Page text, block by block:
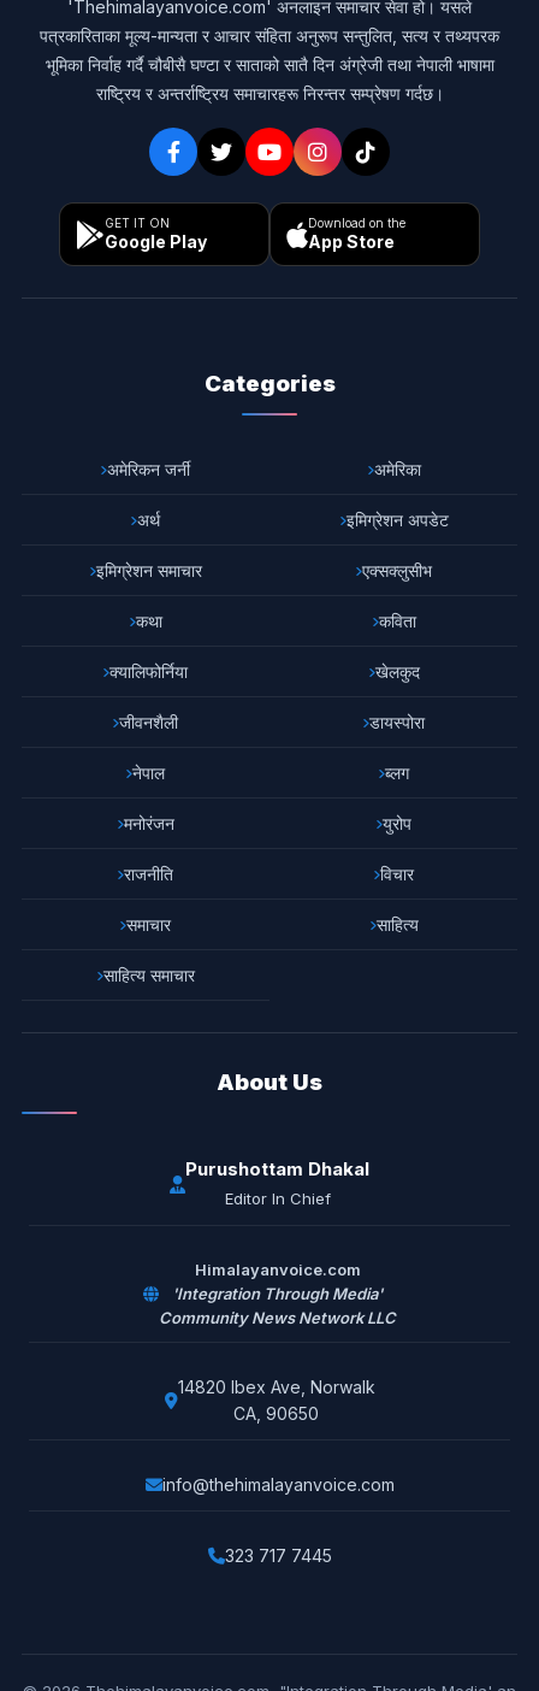
'Thehimalayanvoice.com' अनलाइन समाचार सेवा हो। यसले
पत्रकारिताका मूल्य-मान्यता र आचार संहिता अनुरूप सन्तुलित, सत्य र तथ्यपरक
भूमिका निर्वाह गर्दै चौबीसै घण्टा र साताको सातै दिन अंग्रेजी तथा नेपाली भाषामा
राष्ट्रिय र अन्तर्राष्ट्रिय समाचारहरू निरन्तर सम्प्रेषण गर्दछ।
GET IT ON
Google Play
Download on the
App Store
Categories
अमेरिकन जर्नी अमेरिका
अर्थ इमिग्रेशन अपडेट
इमिग्रेशन समाचार एक्सक्लुसीभ
कथा कविता
क्यालिफोर्निया खेलकुद
जीवनशैली डायस्पोरा
नेपाल ब्लग
मनोरंजन युरोप
राजनीति विचार
समाचार साहित्य
साहित्य समाचार
About Us
Purushottam Dhakal
Editor In Chief
Himalayanvoice.com
'Integration Through Media'
Community News Network LLC
14820 Ibex Ave, Norwalk
CA, 90650
info@thehimalayanvoice.com
323 717 7445